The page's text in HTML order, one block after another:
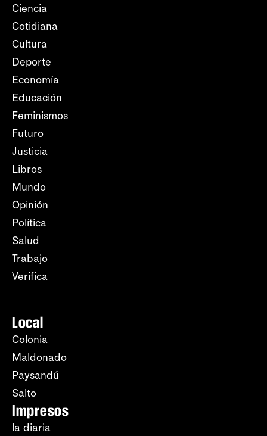
Ciencia
Cotidiana
Cultura
Deporte
Economía
Educación
Feminismos
Futuro
Justicia
Libros
Mundo
Opinión
Política
Salud
Trabajo
Verifica
Local
Colonia
Maldonado
Paysandú
Salto
Impresos
la diaria